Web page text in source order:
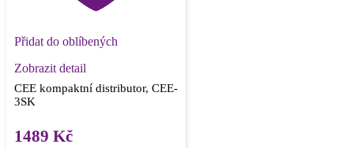
Přidat do oblíbených
Zobrazit detail
CEE kompaktní distributor, CEE-
3SK
1489 Kč